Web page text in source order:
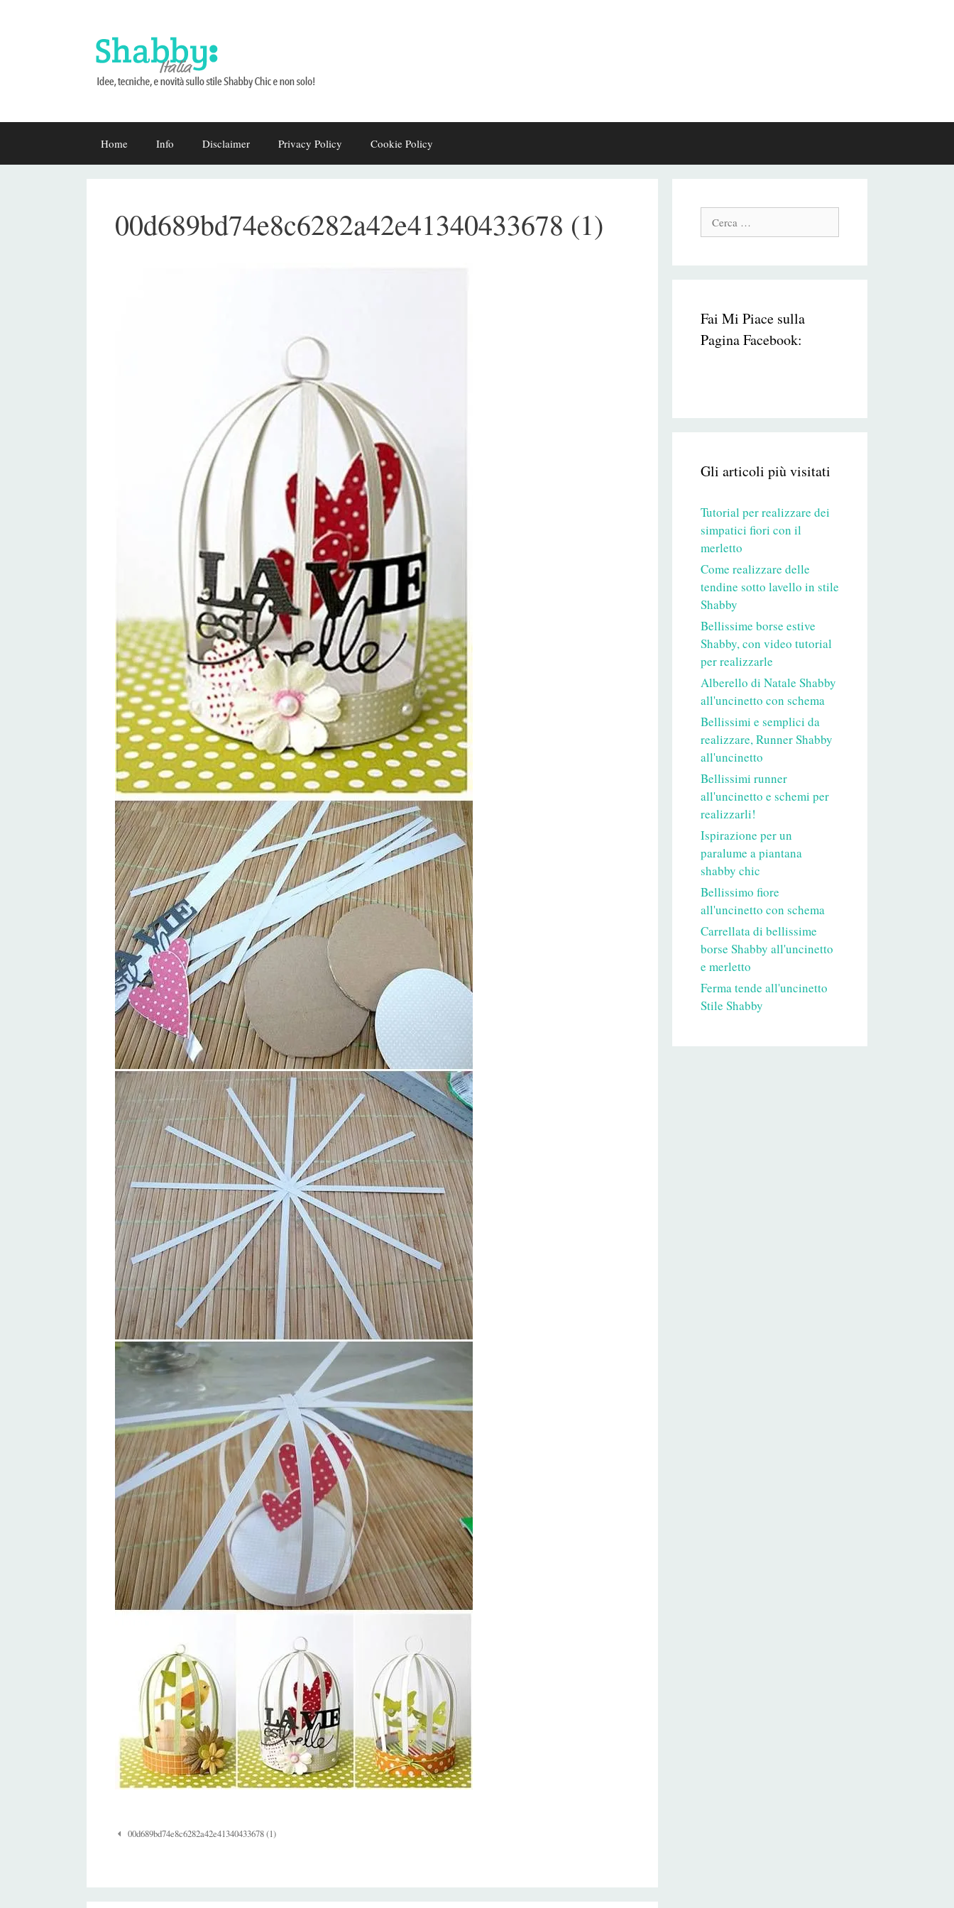
Home Info Disclaimer Privacy Policy Cookie Policy
00d689bd74e8c6282a42e41340433678 (1)
Navigazione
00d689bd74e8c6282a42e41340433678 (1)
Cerca:
Fai Mi Piace sulla
Pagina Facebook:
Gli articoli più visitati
Tutorial per realizzare dei
simpatici fiori con il
merletto
Come realizzare delle
tendine sotto lavello in stile
Shabby
Bellissime borse estive
Shabby, con video tutorial
per realizzarle
Alberello di Natale Shabby
all'uncinetto con schema
Bellissimi e semplici da
realizzare, Runner Shabby
all'uncinetto
Bellissimi runner
all'uncinetto e schemi per
realizzarli!
Ispirazione per un
paralume a piantana
shabby chic
Bellissimo fiore
all'uncinetto con schema
Carrellata di bellissime
borse Shabby all'uncinetto
e merletto
Ferma tende all'uncinetto
Stile Shabby